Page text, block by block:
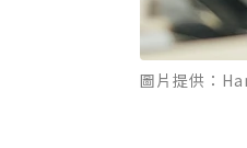
圖片提供：